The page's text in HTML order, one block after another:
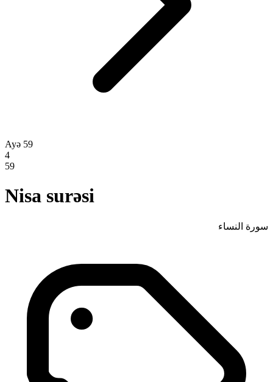
Ayə 59
4
59
Nisa surəsi
سورة النساء